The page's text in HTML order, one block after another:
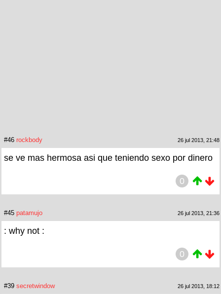
#46 rockbody 26 jul 2013, 21:48
se ve mas hermosa asi que teniendo sexo por dinero
0
#45 patamujo 26 jul 2013, 21:36
: why not :
0
#39 secretwindow 26 jul 2013, 18:12